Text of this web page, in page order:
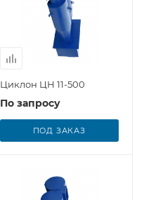
Циклон ЦН 11-500
По запросу
ПОД ЗАКАЗ